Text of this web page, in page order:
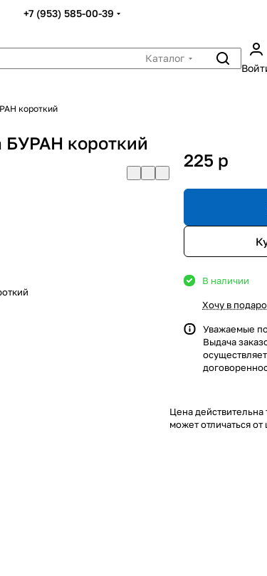
+7 (953) 585-00-39
Каталог
короткий
БУРАН короткий
225 p
В наличии
Хочу в
Уважаемые
Выдача
Цена действительна
может отличаться